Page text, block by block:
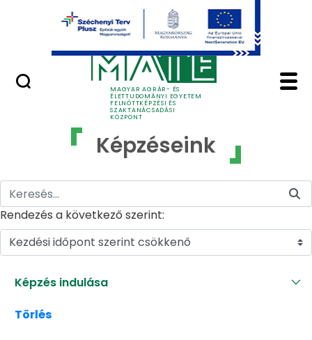
Ugrás a fő tartalomhoz
MAGYAR AGRÁR- ÉS
ÉLETTUDOMÁNYI EGYETEM
FELNŐTTKÉPZÉSI ÉS
SZAKTANÁCSADÁSI
KÖZPONT
Képzéseink - MATE
Képzéseink
Rendezés a következő szerint:
Kezdési időpont szerint csökkenő
Képzés indulása
Törlés